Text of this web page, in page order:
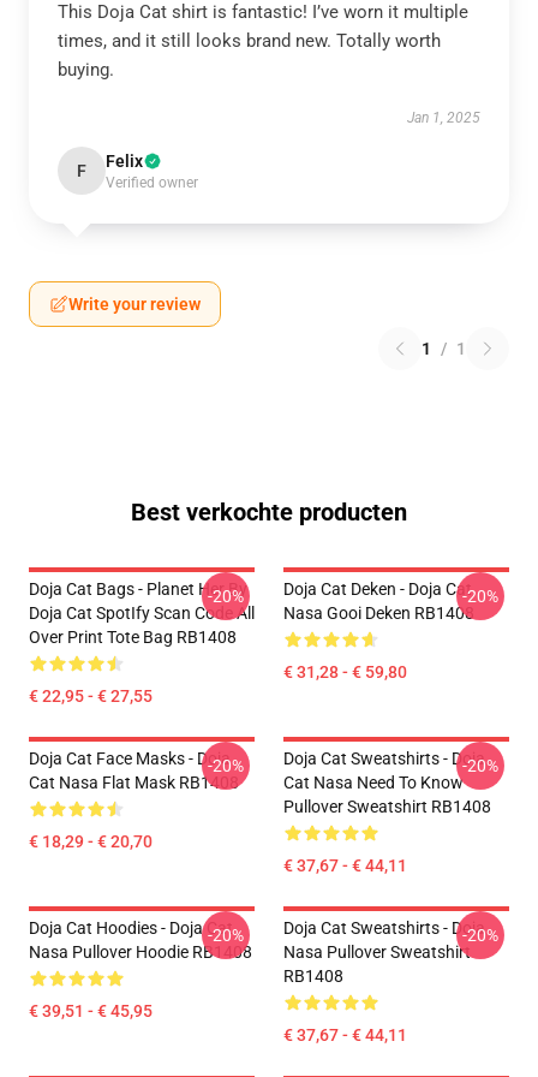
This Doja Cat shirt is fantastic! I’ve worn it multiple
times, and it still looks brand new. Totally worth
buying.
Jan 1, 2025
F Felix
Verified owner
Write your review
1 / 1
Best verkochte producten
Doja Cat Bags - Planet Her By
Doja Cat SpotIfy Scan Code All
Over Print Tote Bag RB1408
€ 22,95 - € 27,55
-20%
Doja Cat Deken - Doja Cat
Nasa Gooi Deken RB1408
€ 31,28 - € 59,80
-20%
Doja Cat Face Masks - Doja
Cat Nasa Flat Mask RB1408
€ 18,29 - € 20,70
-20%
Doja Cat Sweatshirts - Doja
Cat Nasa Need To Know
Pullover Sweatshirt RB1408
€ 37,67 - € 44,11
-20%
Doja Cat Hoodies - Doja Cat
Nasa Pullover Hoodie RB1408
€ 39,51 - € 45,95
-20%
Doja Cat Sweatshirts - Doja
Nasa Pullover Sweatshirt
RB1408
€ 37,67 - € 44,11
-20%